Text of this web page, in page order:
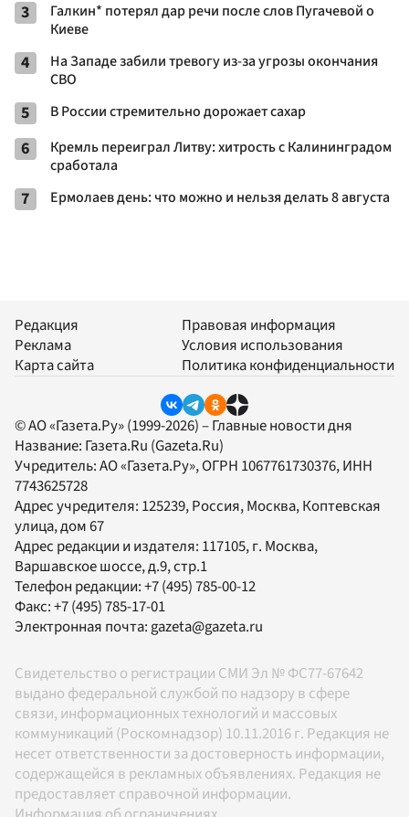
3
Галкин* потерял дар речи после слов Пугачевой о
Киеве
4
На Западе забили тревогу из-за угрозы окончания
СВО
5 В России стремительно дорожает сахар
6
Кремль переиграл Литву: хитрость с Калининградом
сработала
7 Ермолаев день: что можно и нельзя делать 8 августа
Редакция
Реклама
Карта сайта
Правовая информация
Условия использования
Политика конфиденциальности
© АО «Газета.Ру» (1999-2026) – Главные новости дня
Название: Газета.Ru (Gazeta.Ru)
Учредитель:АО «Газета.Ру», ОГРН 1067761730376, ИНН
7743625728
Адрес учредителя: 125239, Россия, Москва, Коптевская
улица, дом 67
Адрес редакции и издателя: 117105, г. Москва,
Варшавское шоссе, д.9, стр.1
Телефон редакции:+7 (495) 785-00-12
Факс:+7 (495) 785-17-01
Электронная почта: gazeta@gazeta.ru
Свидетельство о регистрации СМИ Эл № ФС77-67642
выдано федеральной службой по надзору в сфере
связи, информационных технологий и массовых
коммуникаций (Роскомнадзор) 10.11.2016 г. Редакция не
несет ответственности за достоверность информации,
содержащейся в рекламных объявлениях. Редакция не
предоставляет справочной информации.